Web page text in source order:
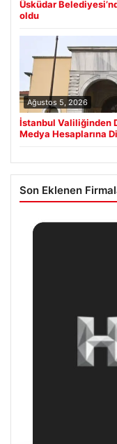
Üsküdar
oldu
Ağustos 5, 2026
İstanbul Valiliğinden
Medya Hesaplarına
Son Eklenen